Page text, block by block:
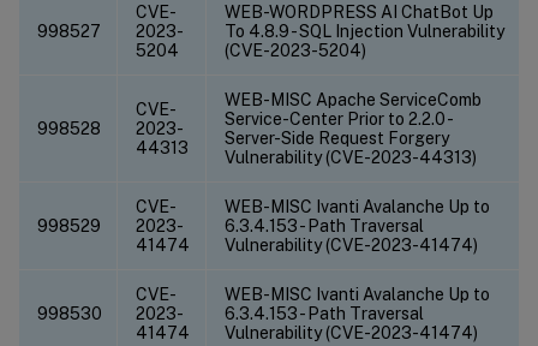
998527
CVE-
2023-
5204
WEB-WORDPRESS AI ChatBot Up
To 4.8.9 - SQL Injection Vulnerability
(CVE-2023-5204)
998528
CVE-
2023-
44313
WEB-MISC Apache ServiceComb
Service-Center Prior to 2.2.0 -
Server-Side Request Forgery
Vulnerability (CVE-2023-44313)
998529
CVE-
2023-
41474
WEB-MISC Ivanti Avalanche Up to
6.3.4.153 - Path Traversal
Vulnerability (CVE-2023-41474)
998530
CVE-
2023-
41474
WEB-MISC Ivanti Avalanche Up to
6.3.4.153 - Path Traversal
Vulnerability (CVE-2023-41474)